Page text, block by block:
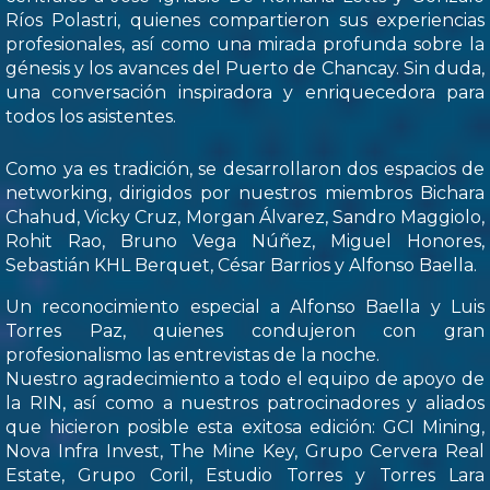
Ríos Polastri, quienes compartieron sus experiencias
profesionales, así como una mirada profunda sobre la
génesis y los avances del Puerto de Chancay. Sin duda,
una conversación inspiradora y enriquecedora para
todos los asistentes.
Como ya es tradición, se desarrollaron dos espacios de
networking, dirigidos por nuestros miembros Bichara
Chahud, Vicky Cruz, Morgan Álvarez, Sandro Maggiolo,
Rohit Rao, Bruno Vega Núñez, Miguel Honores,
Sebastián KHL Berquet, César Barrios y Alfonso Baella.
Un reconocimiento especial a Alfonso Baella y Luis
Torres Paz, quienes condujeron con gran
profesionalismo las entrevistas de la noche.
Nuestro agradecimiento a todo el equipo de apoyo de
la RIN, así como a nuestros patrocinadores y aliados
que hicieron posible esta exitosa edición: GCI Mining,
Nova Infra Invest, The Mine Key, Grupo Cervera Real
Estate, Grupo Coril, Estudio Torres y Torres Lara